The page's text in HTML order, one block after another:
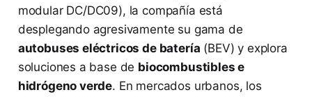
modular DC/DC09), la compañía está
desplegando agresivamente su gama de
autobuses eléctricos de batería (BEV) y explora
soluciones a base de biocombustibles e
hidrógeno verde. En mercados urbanos, los